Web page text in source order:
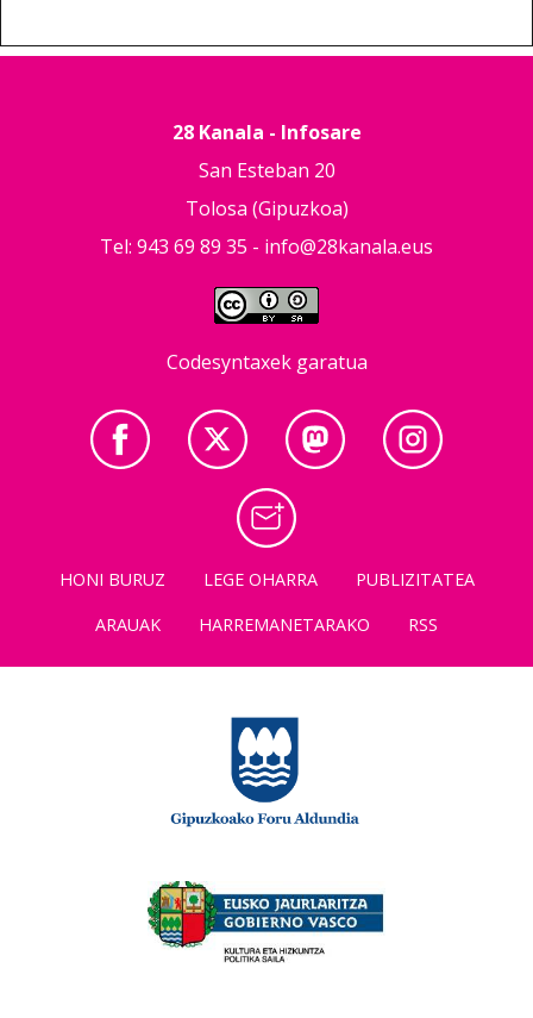
28 Kanala - Infosare
San Esteban 20
Tolosa (Gipuzkoa)
Tel: 943 69 89 35 - info@28kanala.eus
Codesyntaxek garatua
HONI BURUZ LEGE OHARRA
PUBLIZITATEA
ARAUAK
HARREMANETARAKO RSS